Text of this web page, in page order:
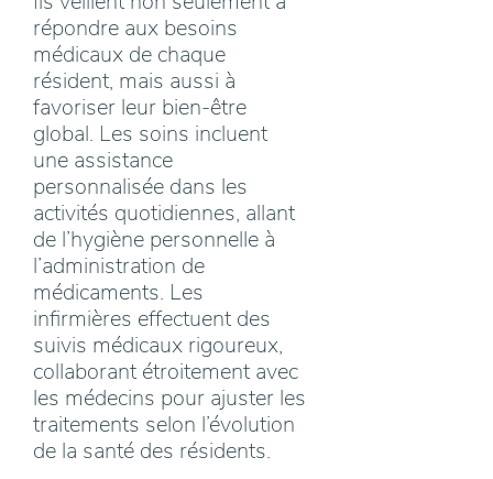
répondre aux besoins
médicaux de chaque
résident, mais aussi à
favoriser leur bien-être
global. Les soins incluent
une assistance
personnalisée dans les
activités quotidiennes, allant
de l’hygiène personnelle à
l’administration de
médicaments. Les
infirmières effectuent des
suivis médicaux rigoureux,
collaborant étroitement avec
les médecins pour ajuster les
traitements selon l’évolution
de la santé des résidents.